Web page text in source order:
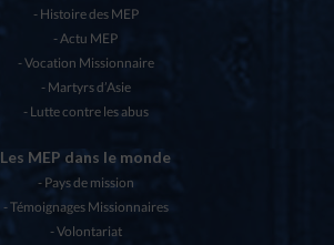
Histoire des MEP
Actu MEP
Vocation Missionnaire
Martyrs d’Asie
Lutte contre les abus
Les MEP dans le monde
Pays de mission
Témoignages Missionnaires
Volontariat